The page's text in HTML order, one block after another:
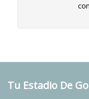
Tu Estadio De